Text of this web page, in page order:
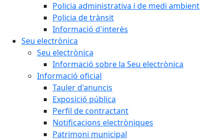
Policia administrativa i de medi ambient
Policia de trànsit
Informació d'interès
Seu electrònica
Seu electrònica
Informació sobre la Seu electrònica
Informació oficial
Tauler d'anuncis
Exposició pública
Perfil de contractant
Notificacions electròniques
Patrimoni municipal